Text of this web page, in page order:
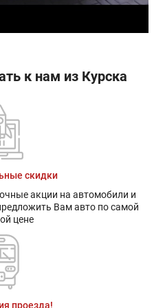
к нам из Курска
скидки
акции на автомобили и
Вам авто по самой
цене
проезда!